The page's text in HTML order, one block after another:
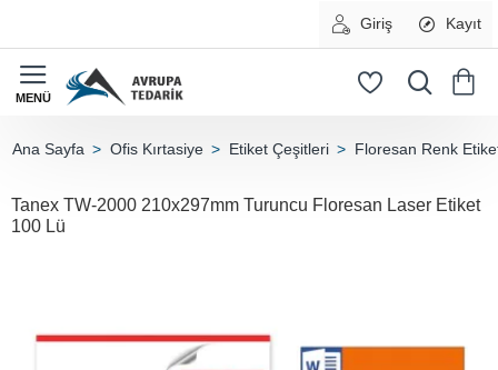
Giriş Kayıt
Ofis Kırtasiye Etiket Çeşitleri Floresan Renk
Tanex TW-2000 210x297mm Turuncu Floresan Laser Etiket
100 Lü